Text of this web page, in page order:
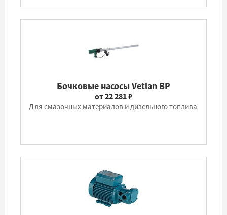
Бочковые насосы Vetlan BP
от 22 281 ₽
Для смазочных материалов и дизельного топлива